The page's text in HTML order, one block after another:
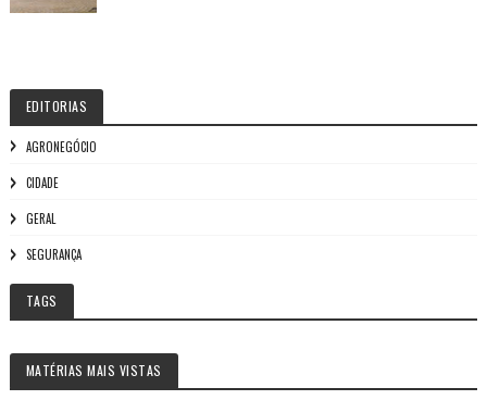
EDITORIAS
AGRONEGÓCIO
CIDADE
GERAL
SEGURANÇA
TAGS
MATÉRIAS MAIS VISTAS